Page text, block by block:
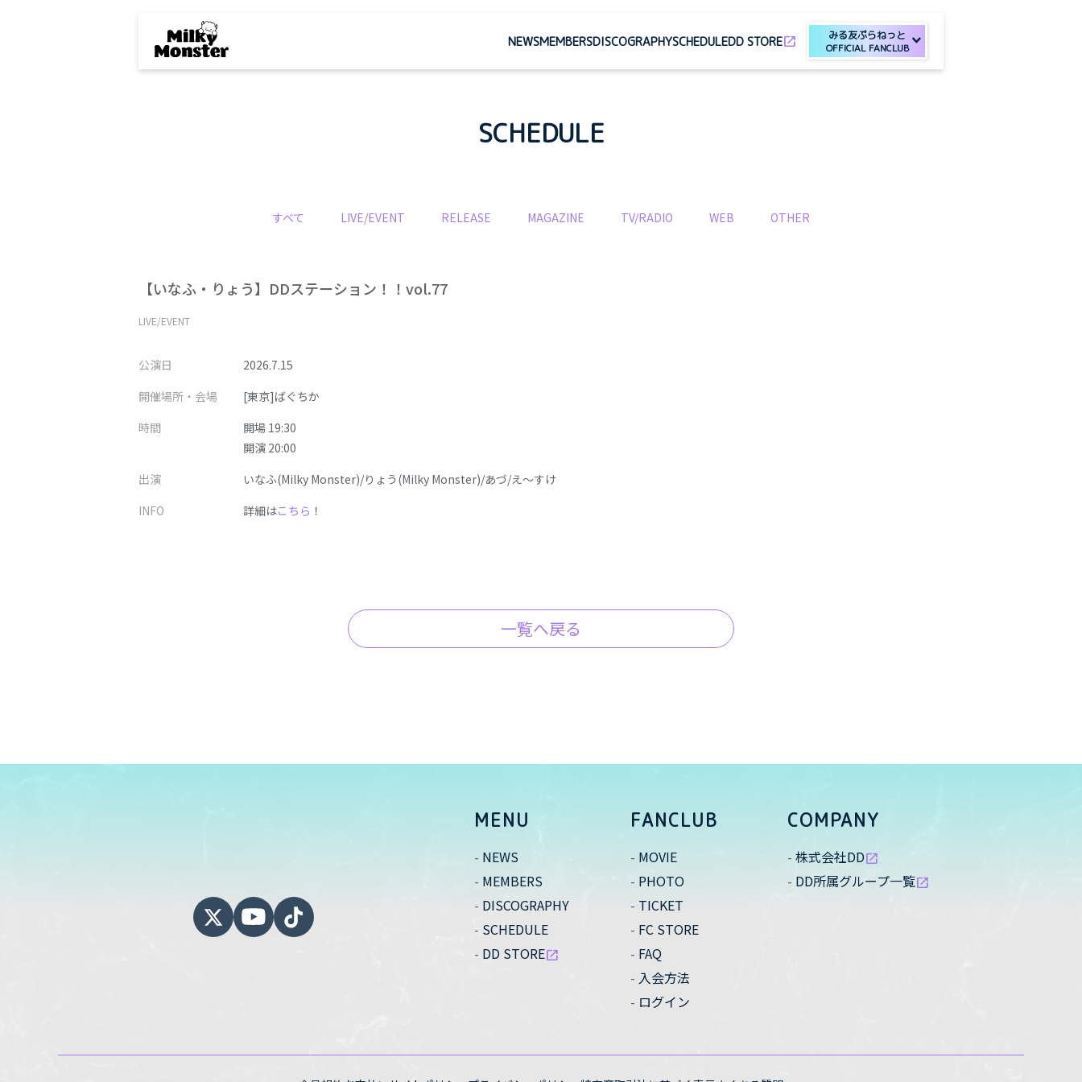
NEWSMEMBERSDISCOGRAPHYSCHEDULEDD STOREopen_in_new
みる友ぷらねっと
OFFICIAL FANCLUB
SCHEDULE
すべて LIVE/EVENT RELEASE MAGAZINE TV/RADIO WEB OTHER
【いなふ・りょう】DDステーション！！vol.77
LIVE/EVENT
公演日
2026.7.15
開催場所・会場
[東京]ばぐちか
時間
開場 19:30
開演 20:00
出演
いなふ(Milky Monster)/りょう(Milky Monster)/あづ/え～すけ
INFO
詳細はこちら ！
一覧へ戻る
MENU
NEWS
MEMBERS
DISCOGRAPHY
SCHEDULE
DD STOREopen_in_new
FANCLUB
MOVIE
PHOTO
TICKET
FC STORE
FAQ
入会方法
ログイン
COMPANY
株式会社DDopen_in_new
DD所属グループ一覧open_in_new